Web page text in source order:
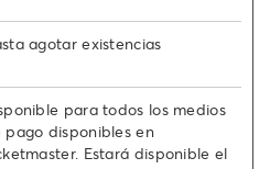
agotar existencias
para todos los medios
pago disponibles en
Estará disponible el